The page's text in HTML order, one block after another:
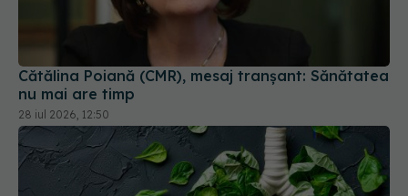
Cătălina Poiană (CMR), mesaj tranșant: Sănătatea
28 iul 2026, 12:50